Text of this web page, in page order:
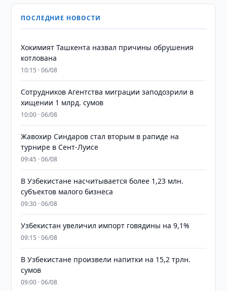
ПОСЛЕДНИЕ НОВОСТИ
Хокимият Ташкента назвал причины обрушения
котлована
10:15 · 06/08
Сотрудников Агентства миграции заподозрили в
хищении 1 млрд. сумов
10:00 · 06/08
Жавохир Синдаров стал вторым в рапиде на
турнире в Сент-Луисе
09:45 · 06/08
В Узбекистане насчитывается более 1,23 млн.
субъектов малого бизнеса
09:30 · 06/08
Узбекистан увеличил импорт говядины на 9,1%
09:15 · 06/08
В Узбекистане произвели напитки на 15,2 трлн.
сумов
09:00 · 06/08